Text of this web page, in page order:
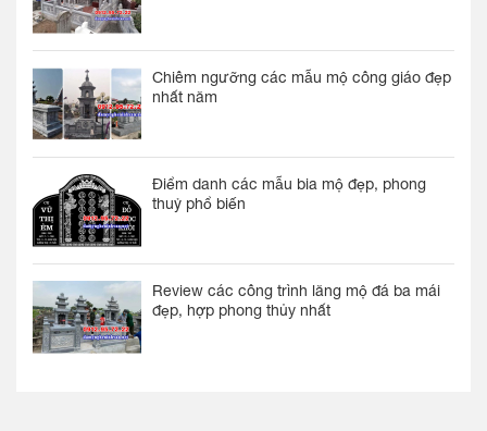
Chiêm ngưỡng các mẫu mộ công giáo đẹp
nhất năm
Điểm danh các mẫu bia mộ đẹp, phong
thuỷ phổ biến
Review các công trình lăng mộ đá ba mái
đẹp, hợp phong thủy nhất